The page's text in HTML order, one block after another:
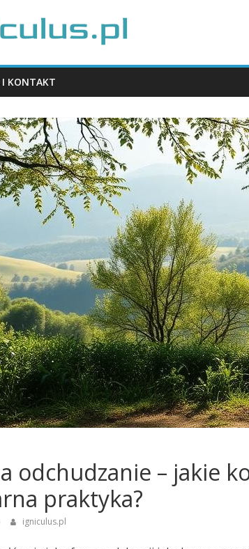
I KONTAKT
odchudzanie – jakie
praktyka?
igniculus.pl